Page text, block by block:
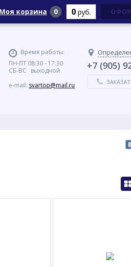
Время работы:
ПН-ПТ 08:30 - 17:30
СБ-ВС выходной
e-mail: svartop@mail.ru
+7 (905)
Моя корзина 0 0 руб.